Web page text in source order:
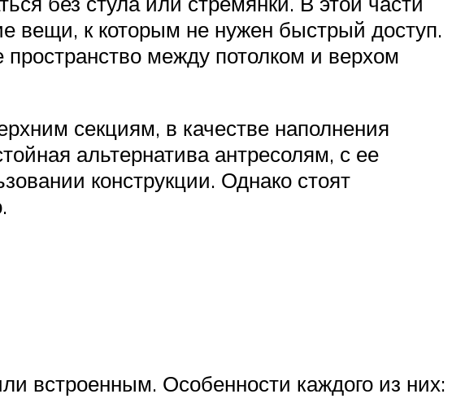
вещи, к которым не нужен быстрый доступ.
пространство между потолком и верхом
секциям, в качестве наполнения
альтернатива антресолям, с ее
конструкции. Однако стоят
встроенным. Особенности каждого из них: